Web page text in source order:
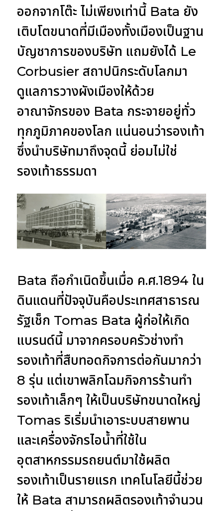
ออกจากโต๊ะ ไม่เพียงเท่านี้ Bata ยัง
เติบโตขนาดที่มีเมืองทั้งเมืองเป็นฐาน
บัญชาการของบริษัท แถมยังได้ Le
Corbusier สถาปนิกระดับโลกมา
ดูแลการวางผังเมืองให้ด้วย
อาณาจักรของ Bata กระจายอยู่ทั่ว
ทุกภูมิภาคของโลก แน่นอนว่ารองเท้า
ซึ่งนำบริษัทมาถึงจุดนี้ ย่อมไม่ใช่
รองเท้าธรรมดา
Bata ถือกำเนิดขึ้นเมื่อ ค.ศ.1894 ใน
ดินแดนที่ปัจจุบันคือประเทศสาธารณ
รัฐเช็ก Tomas Bata ผู้ก่อให้เกิด
แบรนด์นี้ มาจากครอบครัวช่างทำ
รองเท้าที่สืบทอดกิจการต่อกันมากว่า
8 รุ่น แต่เขาพลิกโฉมกิจการร้านทำ
รองเท้าเล็กๆ ให้เป็นบริษัทขนาดใหญ่
Tomas ริเริ่มนำเอาระบบสายพาน
และเครื่องจักรไอน้ำที่ใช้ใน
อุตสาหกรรมรถยนต์มาใช้ผลิต
รองเท้าเป็นรายแรก เทคโนโลยีนี้ช่วย
ให้ Bata สามารถผลิตรองเท้าจำนวน